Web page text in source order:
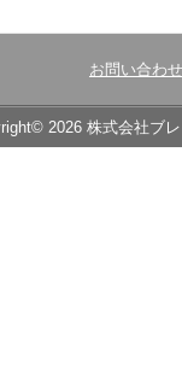
お問い合わせ
2026 株式会社ブ